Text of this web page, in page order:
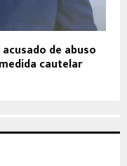
de abuso
cautelar